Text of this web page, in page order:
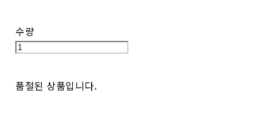
수량
품절된 상품입니다.